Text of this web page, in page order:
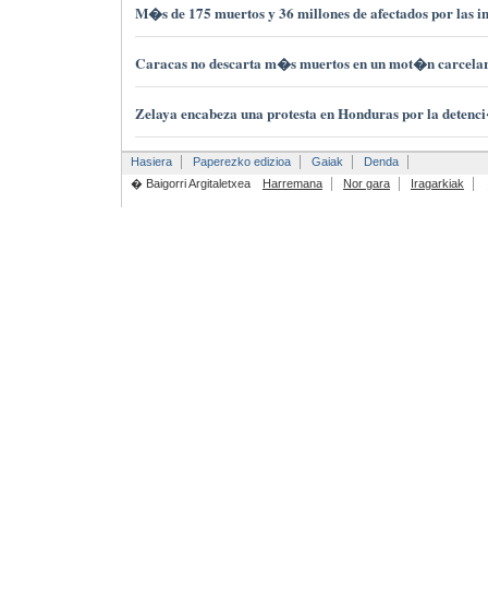
M�s de 175 muertos y 36 millones de afectados por las
Caracas no descarta m�s muertos en un mot�n
Zelaya encabeza una protesta en Honduras por la
Hasiera Paperezko edizioa Gaiak
Denda
� Baigorri Argitaletxea
Harremana Nor gara Iragarkiak